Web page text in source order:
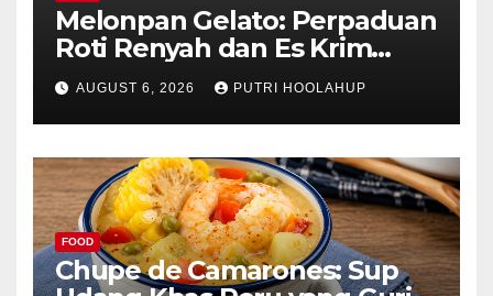
Melonpan Gelato: Perpaduan
Roti Renyah dan Es Krim
Lembut yang Menggoda
AUGUST 6, 2026 PUTRI HOOLAHUP
FOOD
Chupe de Camarones: Sup